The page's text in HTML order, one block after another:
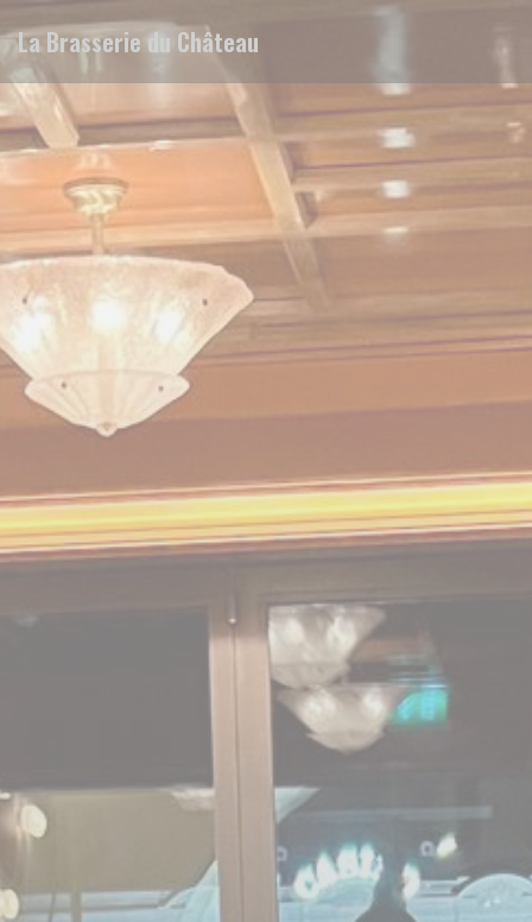
La Brasserie du Château